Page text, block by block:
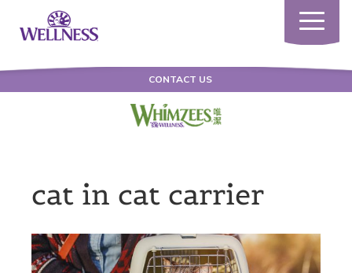
Toggle
CONTACT US
cat in cat carrier